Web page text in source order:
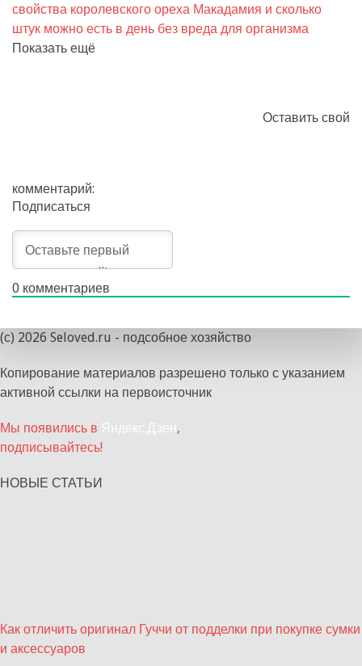
свойства королевского ореха Макадамия и сколько
штук можно есть в день без вреда для организма
Показать ещё
Оставить свой
комментарий:
Подписаться
0 комментариев
(с) 2026 Seloved.ru - подсобное хозяйство
Копирование материалов разрешено только с указанием
активной ссылки на первоисточник
Мы появились в Яндекс.Дзен,
подписывайтесь!
НОВЫЕ СТАТЬИ
Как отличить оригинал Гуччи от подделки при покупке сумки
и аксессуаров